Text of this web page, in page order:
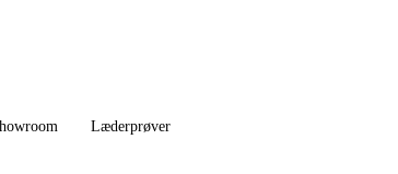
Læderprøver